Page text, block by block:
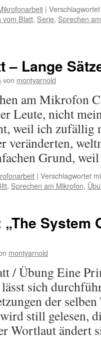
|
vom Blatt, Serie, Sprechen
– Lange
von montyarnold
am Mikrofon
Leute, nicht
weil ich zufällig
veränderten,
Grund,
| Verschlagwortet
, Sprechen am Mikrofon,
System
montyarnold
/ Übung Eine
sich
der selben
still gelesen,
Wortlaut